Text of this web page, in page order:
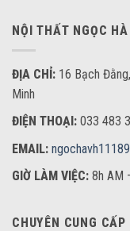
NỘI THẤT NGỌC HÀ
ĐỊA CHỈ: 16 Bạch
Minh
ĐIỆN THOẠI: 033 483
EMAIL:
GIỜ LÀM VIỆC: 8h AM
CHUYÊN CUNG CẤP